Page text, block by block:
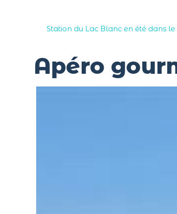
Station du Lac Blanc en été dans le
Apéro